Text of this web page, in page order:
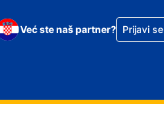
Već ste naš partner? Prijavi se